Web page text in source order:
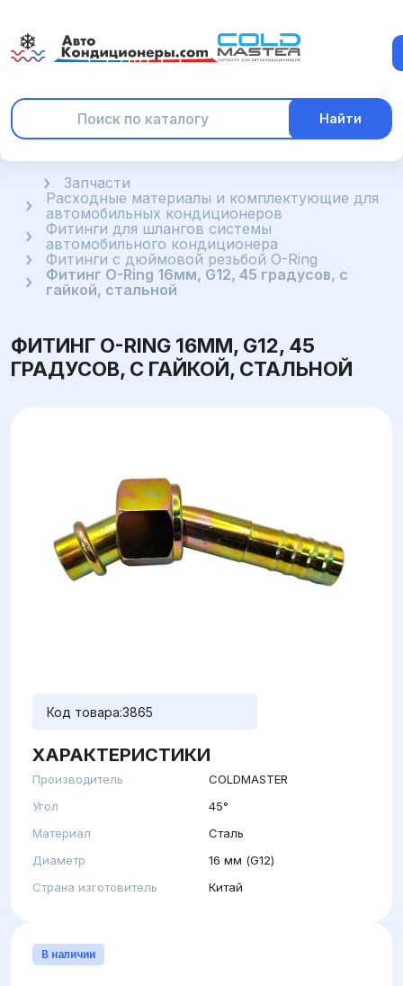
Найти
ГлавнаяЗапчасти
Расходные материалы и комплектующие для
автомобильных кондиционеров
Фитинги для шлангов системы
автомобильного кондиционера
Фитинги с дюймовой резьбой O-Ring
Фитинг O-Ring 16мм, G12, 45 градусов, с
гайкой, стальной
ФИТИНГ O-RING 16ММ, G12, 45
ГРАДУСОВ, С ГАЙКОЙ, СТАЛЬНОЙ
Код товара:3865
ХАРАКТЕРИСТИКИ
Производитель
COLDMASTER
Угол
45°
Материал
Сталь
Диаметр
16 мм (G12)
Страна изготовитель
Китай
В наличии